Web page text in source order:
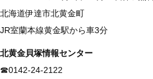
北海道伊達市北黄金町
JR室蘭本線黄金駅から車3分
北黄金貝塚情報センター
☎0142-24-2122